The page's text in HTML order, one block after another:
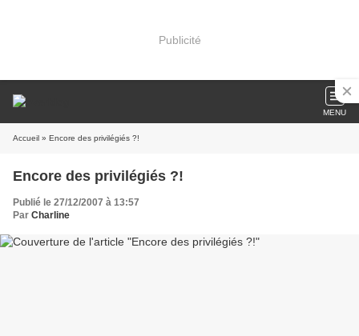
Publicité
MENU
Accueil » Encore des privilégiés ?!
Encore des privilégiés ?!
Publié le 27/12/2007 à 13:57
Par Charline